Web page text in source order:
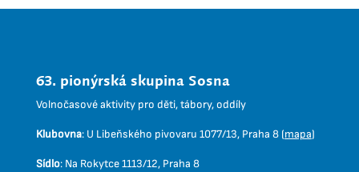
63. pionýrská skupina Sosna
Volnočasové aktivity pro děti, tábory, oddíly
Klubovna: U Libeňského pivovaru 1077/13, Praha 8 (mapa)
Sídlo: Na Rokytce 1113/12, Praha 8